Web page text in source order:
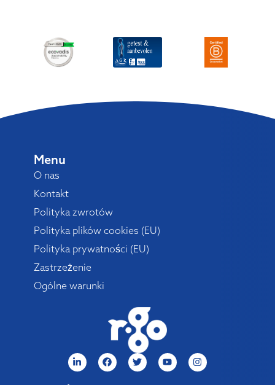
Menu
O nas
Kontakt
Polityka zwrotów
Polityka plików cookies (EU)
Polityka prywatności (EU)
Zastrzeżenie
Ogólne warunki